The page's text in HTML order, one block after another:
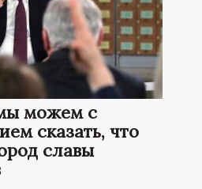
можем с
сказать, что
славы